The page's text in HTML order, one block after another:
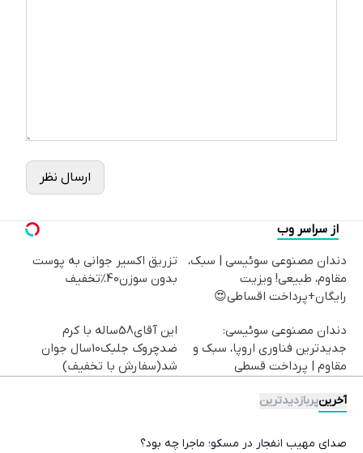
ارسال نظر
از سراسر وب
دندان مصنوعی سوئیسی | سبک،
مقاوم، طبیعی! ویزیت
رایگان+پرداخت اقساطی😍
تزریق اکسیر جوانی به پوست
بدون سوزن40%تخفیف
دندان مصنوعی سوئیسی:
جدیدترین فناوری اروپا، سبک و
مقاوم | پرداخت قسطی
این آقای58ساله با کرم
ضدچروک جلبک10سال جوان
شد(سفارش با تخفیف)
آخرینپربازدیدترین
صدای مهیب انفجار در مسکو؛ ماجرا چه بود؟